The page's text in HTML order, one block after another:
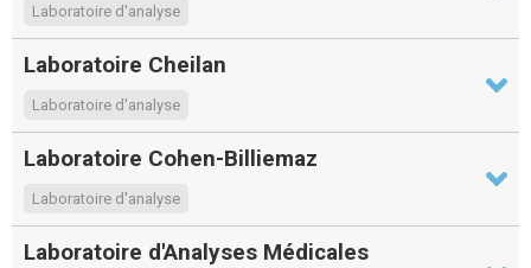
Laboratoire d'analyse
Laboratoire Cheilan
Laboratoire d'analyse
Laboratoire Cohen-Billiemaz
Laboratoire d'analyse
Laboratoire d'Analyses Médicales